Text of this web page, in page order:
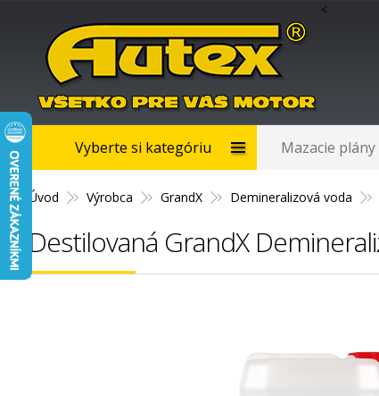
<
Úvod Výrobca GrandX Demineralizová voda
Destilovaná GrandX
Vyberte si kategóriu Mazacie plány